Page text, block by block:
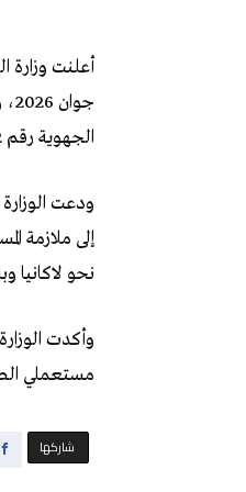
الجهوية رقم 22 وإنجاز مرحلته الثالثة.
ودعت
إلى ملازمة
نحو لاكانيا
وأكدت
مستعملي
‫‫ شاركها‬